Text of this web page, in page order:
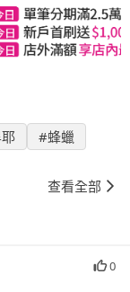
#蜂蠟
查看全部
0